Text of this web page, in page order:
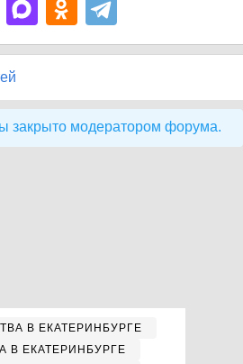
закрыто модератором форума.
В ЕКАТЕРИНБУРГЕ
В ЕКАТЕРИНБУРГЕ